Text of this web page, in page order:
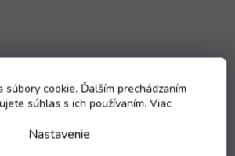
súbory cookie. Ďalším prechádzaním
súhlas s ich používaním. Viac
Nastavenie